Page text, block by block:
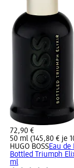
72,90 €
50 ml (145,80 € je
HUGO BOSSEau de
Bottled Triumph
ml